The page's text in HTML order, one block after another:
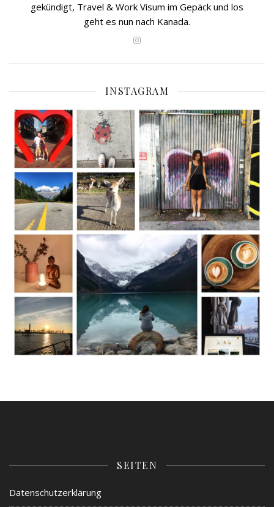
gekündigt, Travel & Work Visum im Gepäck und los
geht es nun nach Kanada.
INSTAGRAM
SEITEN
Datenschutzerklärung